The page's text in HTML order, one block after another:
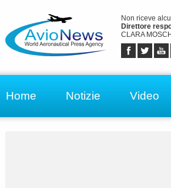
Non riceve
Direttore
CLARA
Home Notizie Video